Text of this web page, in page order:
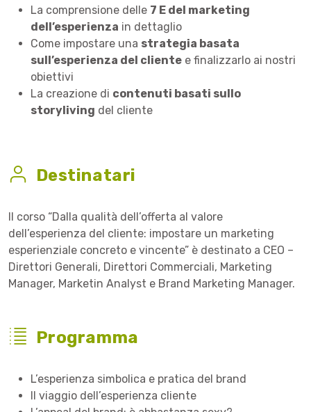
La comprensione delle 7 E del marketing
dell’esperienza in dettaglio
Come impostare una strategia basata
sull’esperienza del cliente e finalizzarlo ai nostri
obiettivi
La creazione di contenuti basati sullo
storyliving del cliente
Destinatari
Il corso “Dalla qualità dell’offerta al valore
dell’esperienza del cliente: impostare un marketing
esperienziale concreto e vincente” è destinato a CEO –
Direttori Generali, Direttori Commerciali, Marketing
Manager, Marketin Analyst e Brand Marketing Manager.
Programma
L’esperienza simbolica e pratica del brand
Il viaggio dell’esperienza cliente